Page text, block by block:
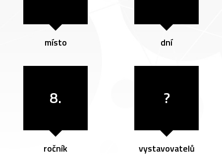
místo dní
8.
ročník
?
vystavovatelů